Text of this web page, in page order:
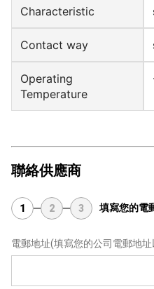
Characteristic
Contact way
Operating
Temperature
聯絡供應商
1 2 3 填寫您的電
電郵地址(填寫您的公司電郵地